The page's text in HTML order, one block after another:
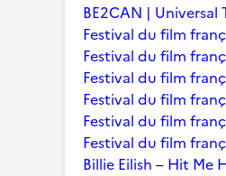
BE2CAN | Universal
Festival du film
Festival du film
Festival du film
Festival du film
Festival du film
Festival du film
Billie Eilish – Hit Me